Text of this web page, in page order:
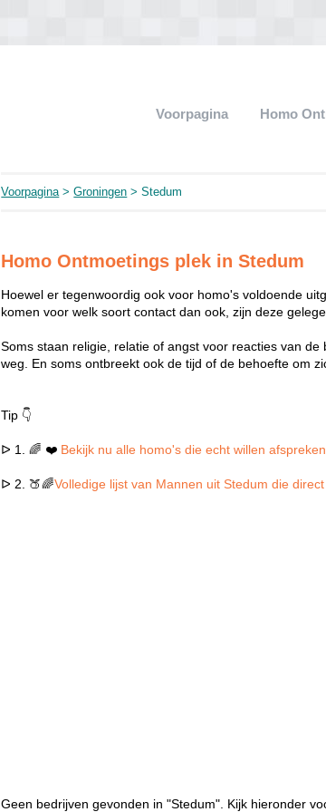
Voorpagina Homo
Voorpagina>Groningen > Stedum
Homo Ontmoetings plek in Stedum
Hoewel er tegenwoordig ook voor homo's voldoende
komen voor welk soort contact dan ook, zijn deze
Soms staan religie, relatie of angst voor reacties van
weg. En soms ontbreekt ook de tijd of de behoefte om
Tip 👇
ᐅ 1. 🌈 ❤️ Bekijk nu alle homo's die echt willen
ᐅ 2. 🍑🌈Volledige lijst van Mannen uit Stedum die
Geen bedrijven gevonden in "Stedum". Kijk hieronder